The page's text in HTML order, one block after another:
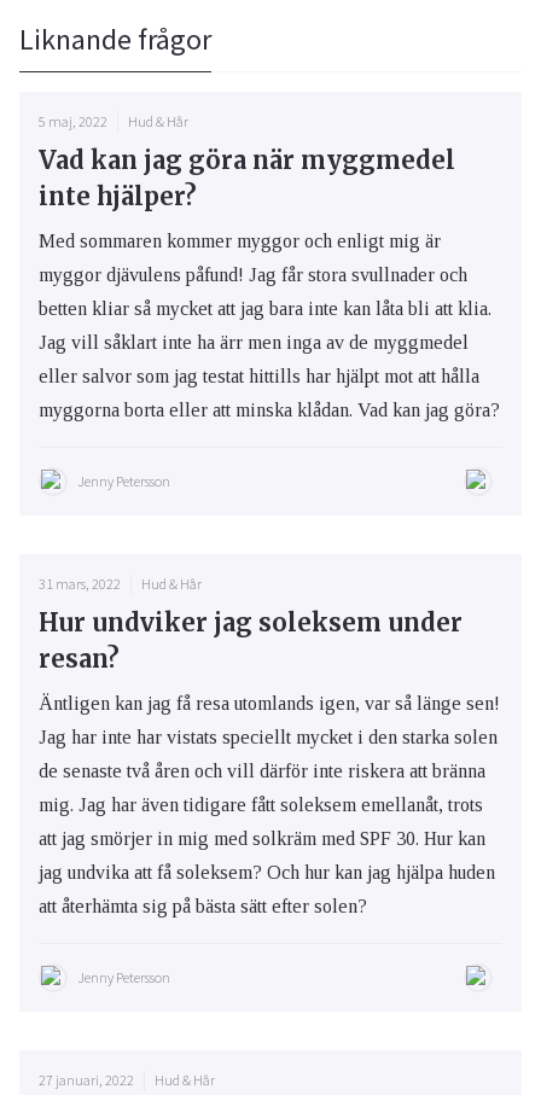
Liknande frågor
5 maj, 2022 Hud & Hår
Vad kan jag göra när myggmedel
inte hjälper?
Med sommaren kommer myggor och enligt mig är
myggor djävulens påfund! Jag får stora svullnader och
betten kliar så mycket att jag bara inte kan låta bli att klia.
Jag vill såklart inte ha ärr men inga av de myggmedel
eller salvor som jag testat hittills har hjälpt mot att hålla
myggorna borta eller att minska klådan. Vad kan jag göra?
Jenny Petersson
31 mars, 2022 Hud & Hår
Hur undviker jag soleksem under
resan?
Äntligen kan jag få resa utomlands igen, var så länge sen!
Jag har inte har vistats speciellt mycket i den starka solen
de senaste två åren och vill därför inte riskera att bränna
mig. Jag har även tidigare fått soleksem emellanåt, trots
att jag smörjer in mig med solkräm med SPF 30. Hur kan
jag undvika att få soleksem? Och hur kan jag hjälpa huden
att återhämta sig på bästa sätt efter solen?
Jenny Petersson
27 januari, 2022 Hud & Hår